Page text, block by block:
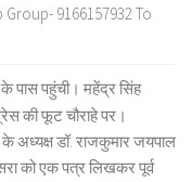
9166157932 To
पास पहुंची। महेंद्र सिंह
की फूट चौराहे पर।
अध्यक्ष डॉ. राजकुमार जयपाल
को एक पत्र लिखकर पूर्व